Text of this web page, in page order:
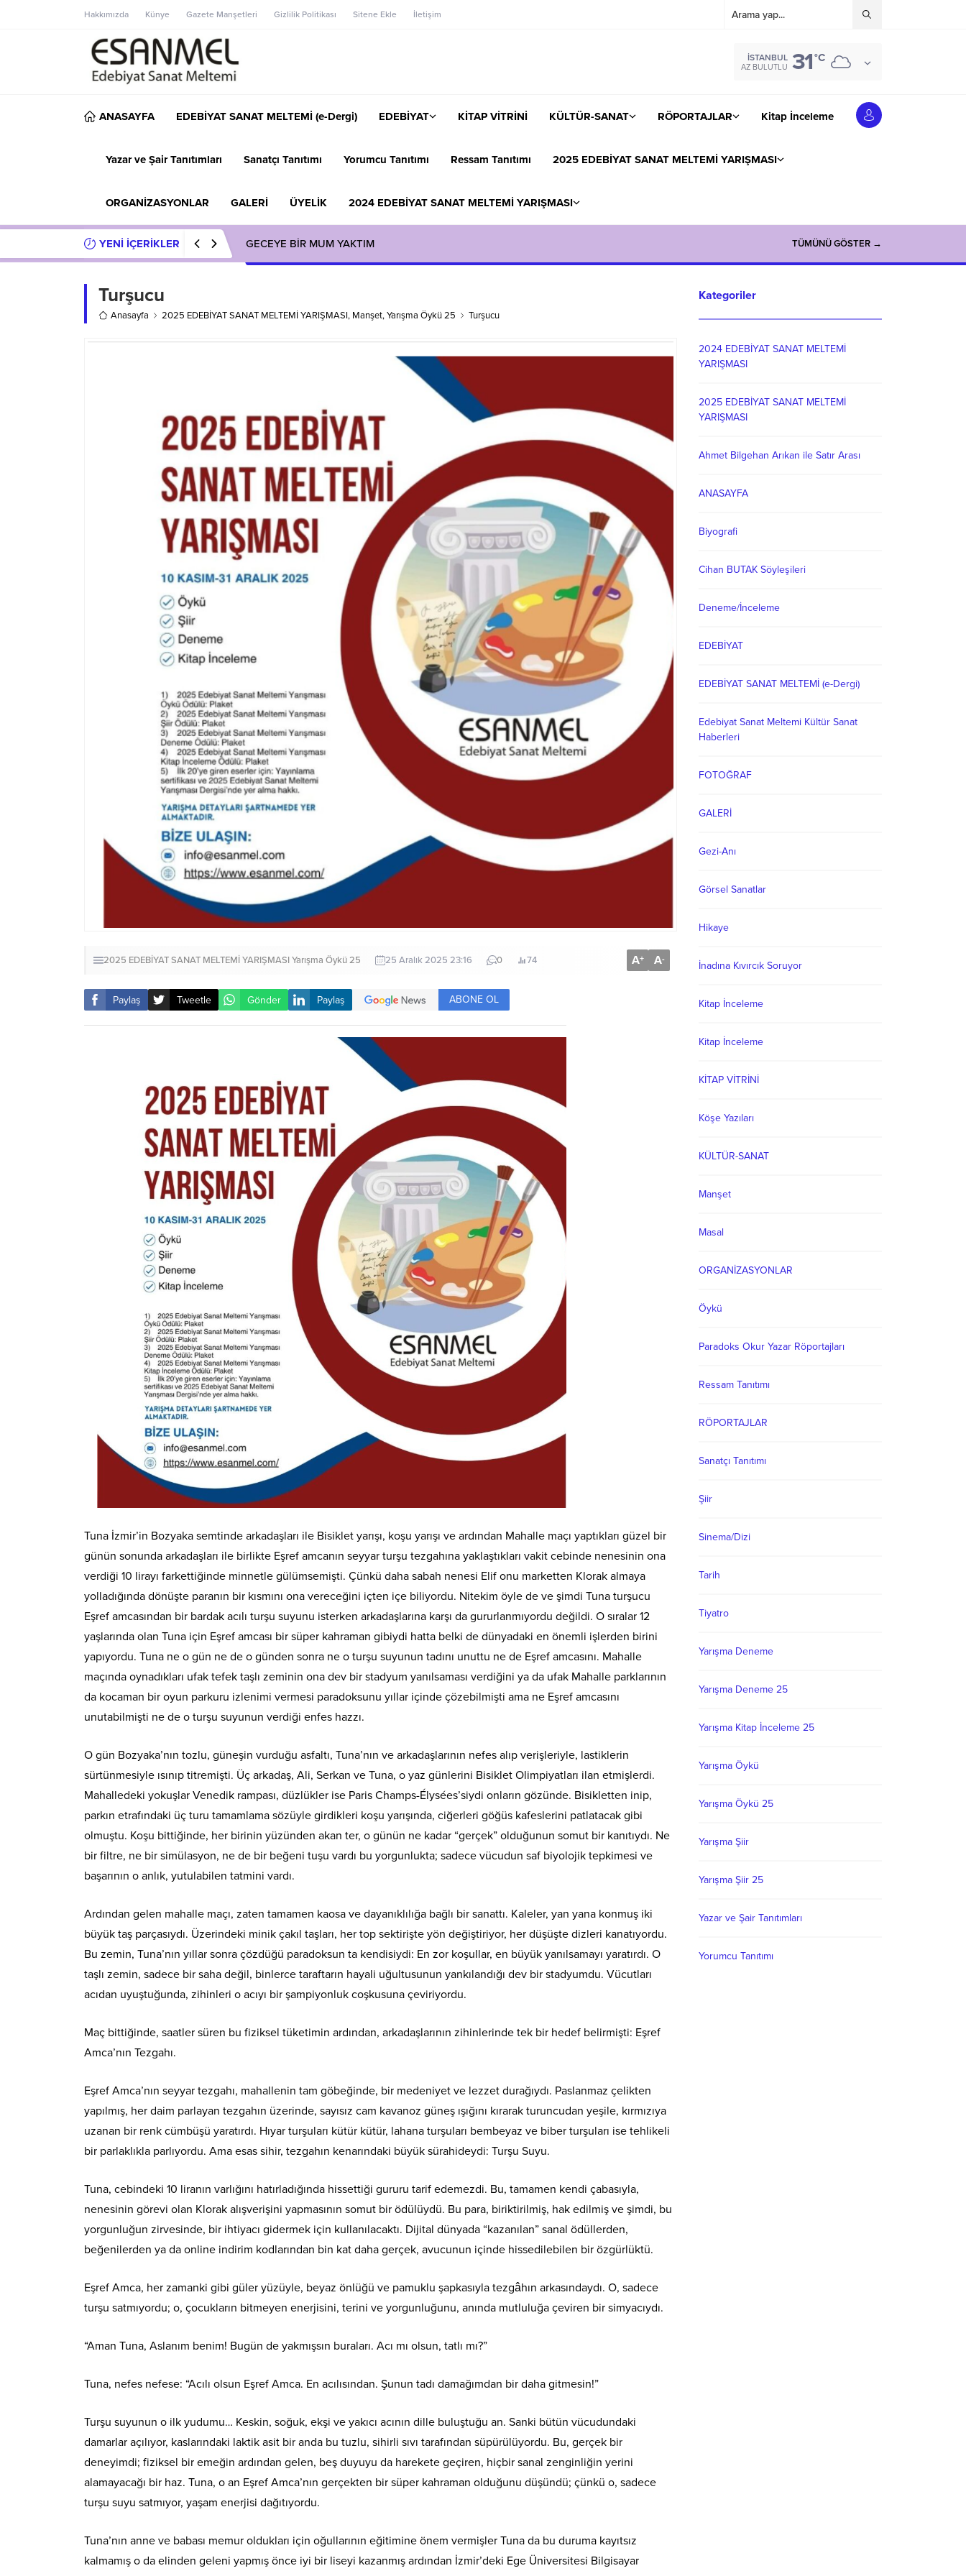
Hakkımızda Künye Gazete Manşetleri Gizlilik Politikası Sitene Ekle İletişim
İSTANBUL
AZ BULUTLU 31°C
ANASAYFA EDEBİYAT SANAT MELTEMİ (e-Dergi) EDEBİYAT KİTAP VİTRİNİ KÜLTÜR-SANAT RÖPORTAJLAR Kitap İnceleme
Yazar ve Şair Tanıtımları Sanatçı Tanıtımı Yorumcu Tanıtımı Ressam Tanıtımı 2025 EDEBİYAT SANAT MELTEMİ YARIŞMASI
ORGANİZASYONLAR GALERİ ÜYELİK 2024 EDEBİYAT SANAT MELTEMİ YARIŞMASI
YENİ İÇERİKLER GECEYE BİR MUM YAKTIM TÜMÜNÜ GÖSTER →
Turşucu
Anasayfa 2025 EDEBİYAT SANAT MELTEMİ YARIŞMASI, Manşet,Yarışma Öykü 25 Turşucu
2025 EDEBİYAT SANAT MELTEMİ YARIŞMASIYarışma Öykü 25 25 Aralık 2025 23:16 0 74 A+ A-
Paylaş Tweetle Gönder Paylaş ABONE OL
Tuna İzmir’in Bozyaka semtinde arkadaşları ile Bisiklet yarışı, koşu yarışı ve ardından Mahalle maçı yaptıkları güzel bir
günün sonunda arkadaşları ile birlikte Eşref amcanın seyyar turşu tezgahına yaklaştıkları vakit cebinde nenesinin ona
verdiği 10 lirayı farkettiğinde minnetle gülümsemişti. Çünkü daha sabah nenesi Elif onu marketten Klorak almaya
yolladığında dönüşte paranın bir kısmını ona vereceğini içten içe biliyordu. Nitekim öyle de ve şimdi Tuna turşucu
Eşref amcasından bir bardak acılı turşu suyunu isterken arkadaşlarına karşı da gururlanmıyordu değildi. O sıralar 12
yaşlarında olan Tuna için Eşref amcası bir süper kahraman gibiydi hatta belki de dünyadaki en önemli işlerden birini
yapıyordu. Tuna ne o gün ne de o günden sonra ne o turşu suyunun tadını unuttu ne de Eşref amcasını. Mahalle
maçında oynadıkları ufak tefek taşlı zeminin ona dev bir stadyum yanılsaması verdiğini ya da ufak Mahalle parklarının
da kocaman bir oyun parkuru izlenimi vermesi paradoksunu yıllar içinde çözebilmişti ama ne Eşref amcasını
unutabilmişti ne de o turşu suyunun verdiği enfes hazzı.
O gün Bozyaka’nın tozlu, güneşin vurduğu asfaltı, Tuna’nın ve arkadaşlarının nefes alıp verişleriyle, lastiklerin
sürtünmesiyle ısınıp titremişti. Üç arkadaş, Ali, Serkan ve Tuna, o yaz günlerini Bisiklet Olimpiyatları ilan etmişlerdi.
Mahalledeki yokuşlar Venedik rampası, düzlükler ise Paris Champs-Élysées’siydi onların gözünde. Bisikletten inip,
parkın etrafındaki üç turu tamamlama sözüyle girdikleri koşu yarışında, ciğerleri göğüs kafeslerini patlatacak gibi
olmuştu. Koşu bittiğinde, her birinin yüzünden akan ter, o günün ne kadar “gerçek” olduğunun somut bir kanıtıydı. Ne
bir filtre, ne bir simülasyon, ne de bir beğeni tuşu vardı bu yorgunlukta; sadece vücudun saf biyolojik tepkimesi ve
başarının o anlık, yutulabilen tatmini vardı.
Ardından gelen mahalle maçı, zaten tamamen kaosa ve dayanıklılığa bağlı bir sanattı. Kaleler, yan yana konmuş iki
büyük taş parçasıydı. Üzerindeki minik çakıl taşları, her top sektirişte yön değiştiriyor, her düşüşte dizleri kanatıyordu.
Bu zemin, Tuna’nın yıllar sonra çözdüğü paradoksun ta kendisiydi: En zor koşullar, en büyük yanılsamayı yaratırdı. O
taşlı zemin, sadece bir saha değil, binlerce taraftarın hayali uğultusunun yankılandığı dev bir stadyumdu. Vücutları
acıdan uyuştuğunda, zihinleri o acıyı bir şampiyonluk coşkusuna çeviriyordu.
Maç bittiğinde, saatler süren bu fiziksel tüketimin ardından, arkadaşlarının zihinlerinde tek bir hedef belirmişti: Eşref
Amca’nın Tezgahı.
Eşref Amca’nın seyyar tezgahı, mahallenin tam göbeğinde, bir medeniyet ve lezzet durağıydı. Paslanmaz çelikten
yapılmış, her daim parlayan tezgahın üzerinde, sayısız cam kavanoz güneş ışığını kırarak turuncudan yeşile, kırmızıya
uzanan bir renk cümbüşü yaratırdı. Hıyar turşuları kütür kütür, lahana turşuları bembeyaz ve biber turşuları ise tehlikeli
bir parlaklıkla parlıyordu. Ama esas sihir, tezgahın kenarındaki büyük sürahideydi: Turşu Suyu.
Tuna, cebindeki 10 liranın varlığını hatırladığında hissettiği gururu tarif edemezdi. Bu, tamamen kendi çabasıyla,
nenesinin görevi olan Klorak alışverişini yapmasının somut bir ödülüydü. Bu para, biriktirilmiş, hak edilmiş ve şimdi, bu
yorgunluğun zirvesinde, bir ihtiyacı gidermek için kullanılacaktı. Dijital dünyada “kazanılan” sanal ödüllerden,
beğenilerden ya da online indirim kodlarından bin kat daha gerçek, avucunun içinde hissedilebilen bir özgürlüktü.
Eşref Amca, her zamanki gibi güler yüzüyle, beyaz önlüğü ve pamuklu şapkasıyla tezgâhın arkasındaydı. O, sadece
turşu satmıyordu; o, çocukların bitmeyen enerjisini, terini ve yorgunluğunu, anında mutluluğa çeviren bir simyacıydı.
“Aman Tuna, Aslanım benim! Bugün de yakmışsın buraları. Acı mı olsun, tatlı mı?”
Tuna, nefes nefese: “Acılı olsun Eşref Amca. En acılısından. Şunun tadı damağımdan bir daha gitmesin!”
Turşu suyunun o ilk yudumu… Keskin, soğuk, ekşi ve yakıcı acının dille buluştuğu an. Sanki bütün vücudundaki
damarlar açılıyor, kaslarındaki laktik asit bir anda bu tuzlu, sihirli sıvı tarafından süpürülüyordu. Bu, gerçek bir
deneyimdi; fiziksel bir emeğin ardından gelen, beş duyuyu da harekete geçiren, hiçbir sanal zenginliğin yerini
alamayacağı bir haz. Tuna, o an Eşref Amca’nın gerçekten bir süper kahraman olduğunu düşündü; çünkü o, sadece
turşu suyu satmıyor, yaşam enerjisi dağıtıyordu.
Tuna’nın anne ve babası memur oldukları için oğullarının eğitimine önem vermişler Tuna da bu duruma kayıtsız
kalmamış o da elinden geleni yapmış önce iyi bir liseyi kazanmış ardından İzmir’deki Ege Üniversitesi Bilgisayar
Kategoriler
2024 EDEBİYAT SANAT MELTEMİ
YARIŞMASI
2025 EDEBİYAT SANAT MELTEMİ
YARIŞMASI
Ahmet Bilgehan Arıkan ile Satır Arası
ANASAYFA
Biyografi
Cihan BUTAK Söyleşileri
Deneme/İnceleme
EDEBİYAT
EDEBİYAT SANAT MELTEMİ (e-Dergi)
Edebiyat Sanat Meltemi Kültür Sanat
Haberleri
FOTOĞRAF
GALERİ
Gezi-Anı
Görsel Sanatlar
Hikaye
İnadına Kıvırcık Soruyor
Kitap İnceleme
Kitap İnceleme
KİTAP VİTRİNİ
Köşe Yazıları
KÜLTÜR-SANAT
Manşet
Masal
ORGANİZASYONLAR
Öykü
Paradoks Okur Yazar Röportajları
Ressam Tanıtımı
RÖPORTAJLAR
Sanatçı Tanıtımı
Şiir
Sinema/Dizi
Tarih
Tiyatro
Yarışma Deneme
Yarışma Deneme 25
Yarışma Kitap İnceleme 25
Yarışma Öykü
Yarışma Öykü 25
Yarışma Şiir
Yarışma Şiir 25
Yazar ve Şair Tanıtımları
Yorumcu Tanıtımı